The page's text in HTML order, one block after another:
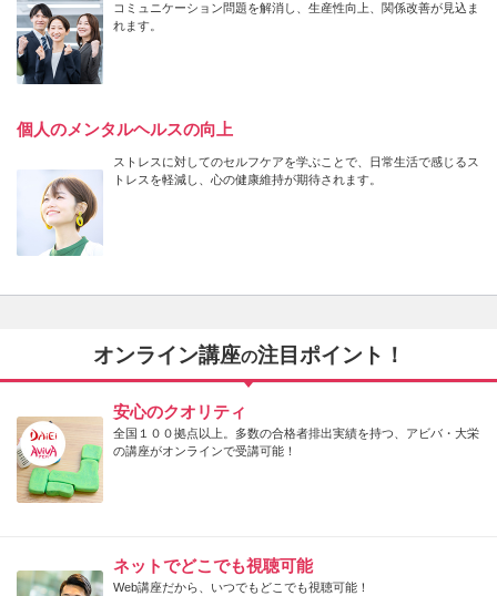
コミュニケーション問題を解消し、生産性向上、関係改善が見込ま
れます。
個人のメンタルヘルスの向上
ストレスに対してのセルフケアを学ぶことで、日常生活で感じるス
トレスを軽減し、心の健康維持が期待されます。
オンライン講座の注目ポイント！
安心のクオリティ
全国１００拠点以上。多数の合格者排出実績を持つ、アビバ・大栄
の講座がオンラインで受講可能！
ネットでどこでも視聴可能
Web講座だから、いつでもどこでも視聴可能！